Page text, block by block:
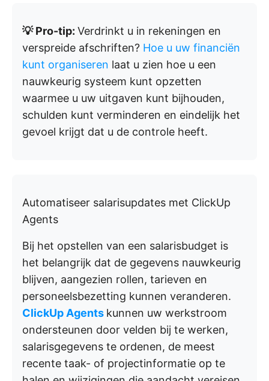
💡 Pro-tip: Verdrinkt u in rekeningen en
verspreide afschriften? Hoe u uw financiën
kunt organiseren laat u zien hoe u een
nauwkeurig systeem kunt opzetten
waarmee u uw uitgaven kunt bijhouden,
schulden kunt verminderen en eindelijk het
gevoel krijgt dat u de controle heeft.
Automatiseer salarisupdates met ClickUp
Agents
Bij het opstellen van een salarisbudget is
het belangrijk dat de gegevens nauwkeurig
blijven, aangezien rollen, tarieven en
personeelsbezetting kunnen veranderen.
ClickUp Agents kunnen uw werkstroom
ondersteunen door velden bij te werken,
salarisgegevens te ordenen, de meest
recente taak- of projectinformatie op te